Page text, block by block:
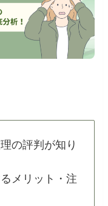
の評判が知り
メリット・注